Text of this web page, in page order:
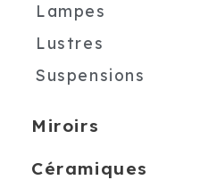
Lampes
Lustres
Suspensions
Miroirs
Céramiques